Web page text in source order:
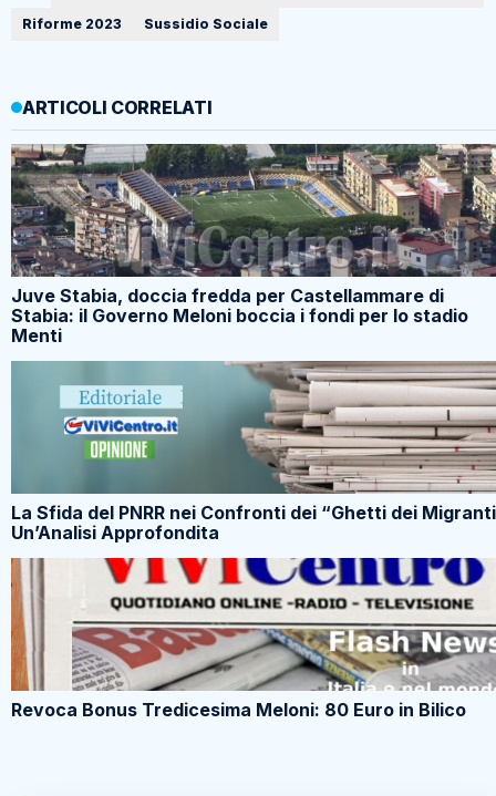
Riforme 2023
Sussidio Sociale
ARTICOLI CORRELATI
Juve Stabia, doccia fredda per Castellammare di
Stabia: il Governo Meloni boccia i fondi per lo stadio
Menti
La Sfida del PNRR nei Confronti dei “Ghetti dei
Un’Analisi Approfondita
Revoca Bonus Tredicesima Meloni: 80 Euro in Bilico